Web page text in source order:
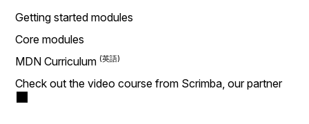
Getting started modules
Core modules
MDN Curriculum
Check out the video course from Scrimba, our partner